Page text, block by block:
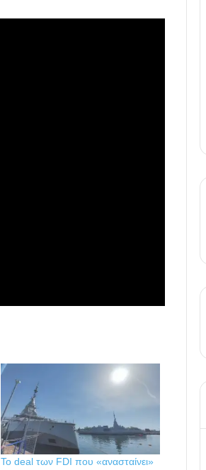
Το deal των FDI που «ανασταίνει»